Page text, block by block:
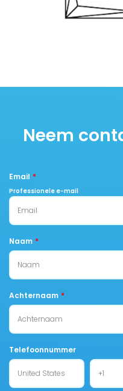
Neem
Email *
Professionele e-mail
Naam *
Achternaam *
Telefoonnummer